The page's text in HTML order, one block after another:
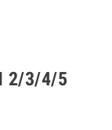
2/3/4/5